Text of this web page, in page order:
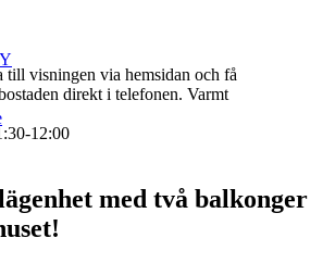
till visningen via hemsidan och få
direkt i telefonen. Varmt
12:00
med två balkonger